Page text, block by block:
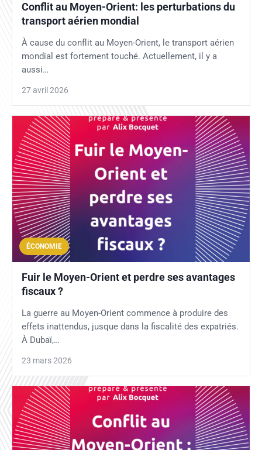
Conflit au Moyen-Orient: les perturbations du
transport aérien mondial
À cause du conflit au Moyen-Orient, le transport aérien
mondial est fortement touché. Actuellement, il y a
aussi…
27 avril 2026
ÉCONOMIE
Fuir le Moyen-Orient et perdre ses avantages
fiscaux ?
La guerre au Moyen-Orient commence à produire des
effets inattendus, jusque dans la fiscalité des expatriés.
À Dubaï,…
23 mars 2026